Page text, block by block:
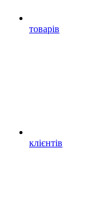
товарів
клієнтів